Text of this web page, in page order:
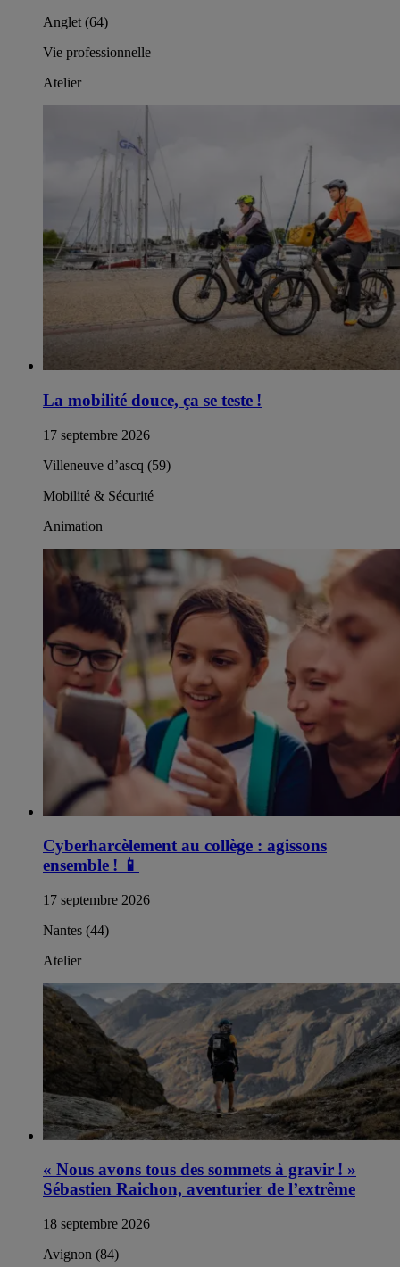
Anglet (64)
Vie professionnelle
Atelier
La mobilité douce, ça se teste !
17 septembre 2026
Villeneuve d’ascq (59)
Mobilité & Sécurité
Animation
Cyberharcèlement au collège : agissons
ensemble ! 📱
17 septembre 2026
Nantes (44)
Atelier
« Nous avons tous des sommets à gravir ! »
Sébastien Raichon, aventurier de l’extrême
18 septembre 2026
Avignon (84)